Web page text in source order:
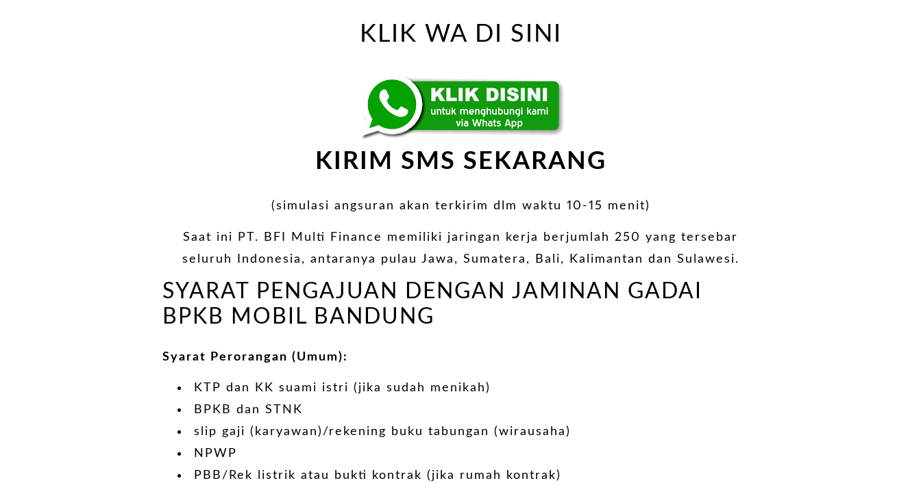
KLIK WA DI SINI
KIRIM SMS SEKARANG
(simulasi angsuran akan terkirim dlm waktu 10-15 menit)
Saat ini PT. BFI Multi Finance memiliki jaringan kerja berjumlah 250 yang tersebar
seluruh Indonesia, antaranya pulau Jawa, Sumatera, Bali, Kalimantan dan Sulawesi.
SYARAT PENGAJUAN DENGAN JAMINAN GADAI
BPKB MOBIL BANDUNG
Syarat Perorangan (Umum):
KTP dan KK suami istri (jika sudah menikah)
BPKB dan STNK
slip gaji (karyawan)/rekening buku tabungan (wirausaha)
NPWP
PBB/Rek listrik atau bukti kontrak (jika rumah kontrak)